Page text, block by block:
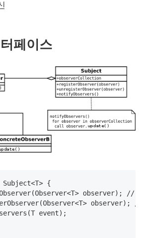
페이스
{
observer); // 동
observer); //
event);